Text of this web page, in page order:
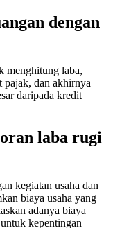
dengan
menghitung laba,
pajak, dan akhirnya
daripada kredit
laba rugi
kegiatan usaha dan
biaya usaha yang
adanya biaya
kepentingan